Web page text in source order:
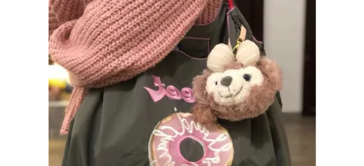
PRIVACY
POLICY